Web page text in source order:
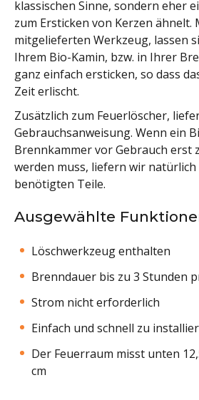
klassischen Sinne, sondern eher
zum Ersticken von Kerzen ähnelt.
mitgelieferten Werkzeug, lassen
Ihrem Bio-Kamin, bzw. in Ihrer
ganz einfach ersticken, so dass
Zeit erlischt.
Zusätzlich zum Feuerlöscher,
Gebrauchsanweisung. Wenn ein
Brennkammer vor Gebrauch erst
werden muss, liefern wir
benötigten Teile.
Ausgewählte
Löschwerkzeug enthalten
Brenndauer bis zu 3 Stunden
Strom nicht erforderlich
Einfach und schnell zu
Der Feuerraum misst unten
cm